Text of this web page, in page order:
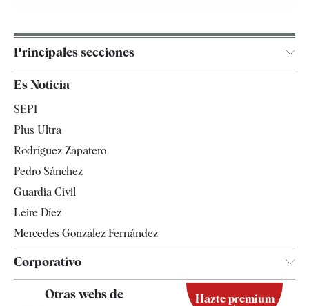
Principales secciones
España
Televisión
Es Noticia
SEPI
Plus Ultra
Rodríguez Zapatero
Pedro Sánchez
Guardia Civil
Leire Díez
Mercedes González Fernández
Corporativo
Contacto
Otras webs de Hazte premium